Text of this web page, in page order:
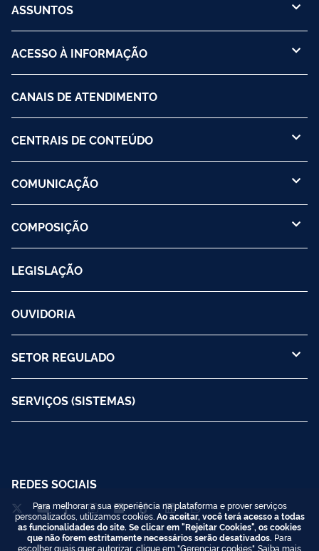
ASSUNTOS
ACESSO À INFORMAÇÃO
CANAIS DE ATENDIMENTO
CENTRAIS DE CONTEÚDO
COMUNICAÇÃO
COMPOSIÇÃO
LEGISLAÇÃO
OUVIDORIA
SETOR REGULADO
SERVIÇOS (SISTEMAS)
REDES SOCIAIS
Para melhorar a sua experiência na plataforma e prover serviços
personalizados, utilizamos cookies. Ao aceitar, você terá acesso a todas
as funcionalidades do site. Se clicar em "Rejeitar Cookies", os cookies
que não forem estritamente necessários serão desativados. Para
escolher quais quer autorizar, clique em "Gerenciar cookies". Saiba mais